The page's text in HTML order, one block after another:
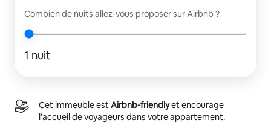
Combien de nuits allez-vous proposer sur Airbnb ?
1 nuit
Cet immeuble estAirbnb-friendlyet encourage
l'accueil de voyageurs dans votre appartement.